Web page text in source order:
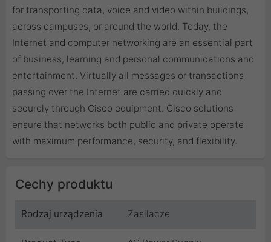
for transporting data, voice and video within buildings,
across campuses, or around the world. Today, the
Internet and computer networking are an essential part
of business, learning and personal communications and
entertainment. Virtually all messages or transactions
passing over the Internet are carried quickly and
securely through Cisco equipment. Cisco solutions
ensure that networks both public and private operate
with maximum performance, security, and flexibility.
Cechy produktu
Rodzaj urządzenia Zasilacze